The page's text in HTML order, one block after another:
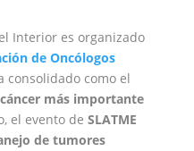
Interior es organizado
de Oncólogos
consolidado como el
más importante
el evento de SLATME
de tumores